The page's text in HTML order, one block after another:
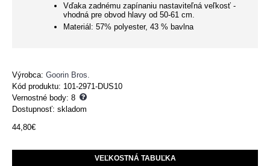
Vďaka zadnému zapínaniu nastaviteľná veľkosť -
vhodná pre obvod hlavy od 50-61 cm.
Materiál: 57% polyester, 43 % bavlna
Výrobca: Goorin Bros.
Kód produktu: 101-2971-DUS10
Vernostné body: 8
Dostupnosť: skladom
44,80€
VEĽKOSTNÁ TABUĽKA